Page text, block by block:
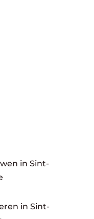
in Sint-
in Sint-